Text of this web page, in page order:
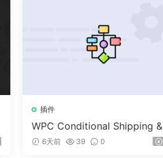
插件
WPC Conditional Shipping
ayments (Premium) v1.0.2
6天前 39 0